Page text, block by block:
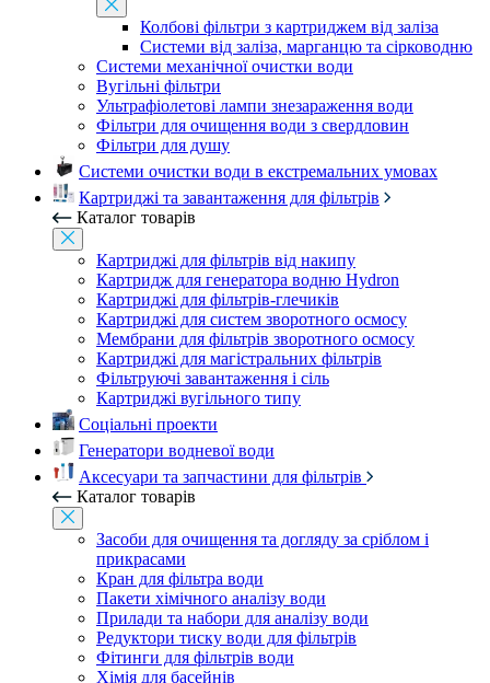
Колбові фільтри з картриджем від заліза
Системи від заліза, марганцю та сірководню
Системи механічної очистки води
Вугільні фільтри
Ультрафіолетові лампи знезараження води
Фільтри для очищення води з свердловин
Фільтри для душу
Системи очистки води в екстремальних умовах
Картриджі та завантаження для фільтрів
Каталог товарів
Картриджі для фільтрів від накипу
Картридж для генератора водню Hydron
Картриджі для фільтрів-глечиків
Картриджі для систем зворотного осмосу
Мембрани для фільтрів зворотного осмосу
Картриджі для магістральних фільтрів
Фільтруючі завантаження і сіль
Картриджі вугільного типу
Соціальні проекти
Генератори водневої води
Аксесуари та запчастини для фільтрів
Каталог товарів
Засоби для очищення та догляду за сріблом і
прикрасами
Кран для фільтра води
Пакети хімічного аналізу води
Прилади та набори для аналізу води
Редуктори тиску води для фільтрів
Фітинги для фільтрів води
Хімія для басейнів